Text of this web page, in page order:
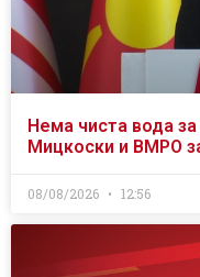
Нема чиста вода за
Мицкоски и ВМРО
08/08/2026 12:56